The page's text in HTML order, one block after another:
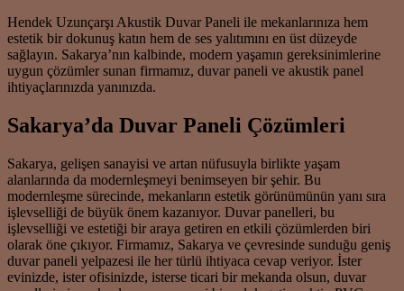
Hendek Uzunçarşı Akustik Duvar Paneli ile mekanlarınıza hem
estetik bir dokunuş katın hem de ses yalıtımını en üst düzeyde
sağlayın. Sakarya’nın kalbinde, modern yaşamın gereksinimlerine
uygun çözümler sunan firmamız, duvar paneli ve akustik panel
ihtiyaçlarınızda yanınızda.
Sakarya’da Duvar Paneli Çözümleri
Sakarya, gelişen sanayisi ve artan nüfusuyla birlikte yaşam
alanlarında da modernleşmeyi benimseyen bir şehir. Bu
modernleşme sürecinde, mekanların estetik görünümünün yanı sıra
işlevselliği de büyük önem kazanıyor. Duvar panelleri, bu
işlevselliği ve estetiği bir araya getiren en etkili çözümlerden biri
olarak öne çıkıyor. Firmamız, Sakarya ve çevresinde sunduğu geniş
duvar paneli yelpazesi ile her türlü ihtiyaca cevap veriyor. İster
evinizde, ister ofisinizde, isterse ticari bir mekanda olsun, duvar